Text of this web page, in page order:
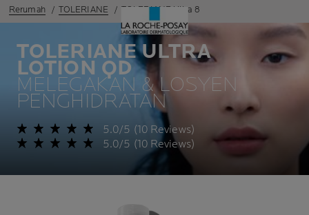
Rerumah TOLERIANE TOLERIANE Ultra 8
TOLERIANE ULTRA
LOTION QD
MELEGAKAN & LOSYEN
PENGHIDRATAN
5.0/5 (10 Reviews)
5.0/5 (10 Reviews)